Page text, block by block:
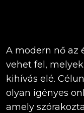
A modern nő az
vehet fel,
kihívás elé.
olyan igényes
amely